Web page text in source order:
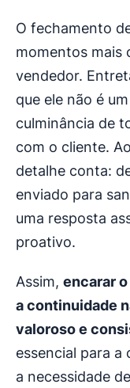
O fechamento
momentos mais
vendedor.
que ele não é
culminância de
com o cliente.
detalhe conta:
enviado para
uma resposta
proativo.
Assim, encarar o
a continuidade
valoroso e
essencial para
a necessidade